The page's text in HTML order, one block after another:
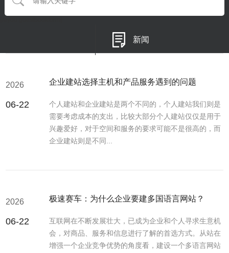
新闻
2026
06-22
企业建站选择主机和产品服务遇到的问题
个人建站和企业建站是两个不同的，个人建站我们则是
需要考虑成本的支出，比较大部分个人建站仅仅是用于
兴趣爱好，对于空间和服务的要求可能不是很高的，而
企业建站则是不同...
2026
06-22
极速赛车：为什么企业要建多国语言网站？
互联网在不断发展壮大，已成为企业和个人寻求生意机
会，对商品、服务和信息进行了解的首选方式。从站在
增强一个企业竞争优势的角度看，建设一个多语言网站